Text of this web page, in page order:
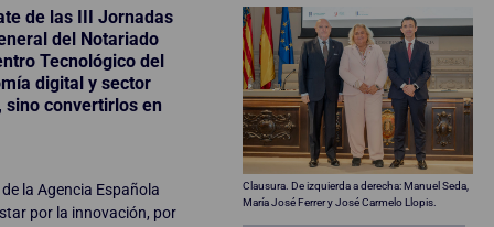
de las III Jornadas
del Notariado
Tecnológico del
digital y sector
sino convertirlos en
la Agencia Española
por la innovación, por
Clausura. De izquierda a derecha: Manuel Seda,
María José Ferrer y José Carmelo Llopis.